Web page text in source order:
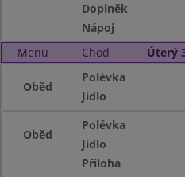
Doplněk
Nápoj
Menu
Chod Úterý
Oběd
Polévka
Jídlo
Oběd
Polévka
Jídlo
Příloha